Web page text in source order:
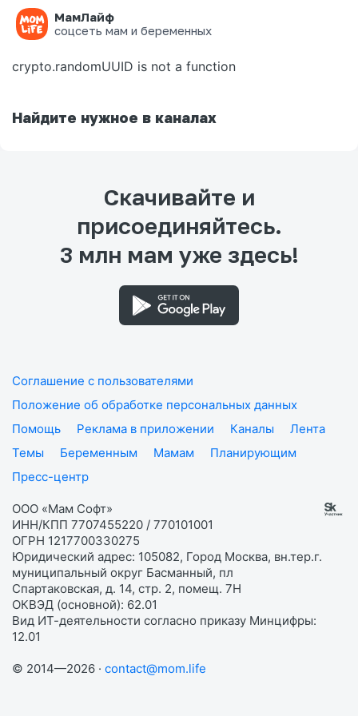
МамЛайф
соцсеть мам и беременных
Ошибка на странице
crypto.randomUUID is not a function
Найдите нужное в каналах
Скачивайте и
присоединяйтесь.
3 млн мам уже здесь!
Соглашение с пользователями
Положение об обработке персональных данных
Помощь
Реклама в приложении Каналы
Лента
Темы
Беременным Мамам
Планирующим
Пресс-центр
ООО «Мам Софт»
ИНН/КПП 7707455220 / 770101001
ОГРН 1217700330275
Юридический адрес: 105082, Город Москва, вн.тер.г.
муниципальный округ Басманный, пл
Спартаковская, д. 14, стр. 2, помещ. 7Н
ОКВЭД (основной): 62.01
Вид ИТ-деятельности согласно приказу Минцифры:
12.01
© 2014—2026 · contact@mom.life